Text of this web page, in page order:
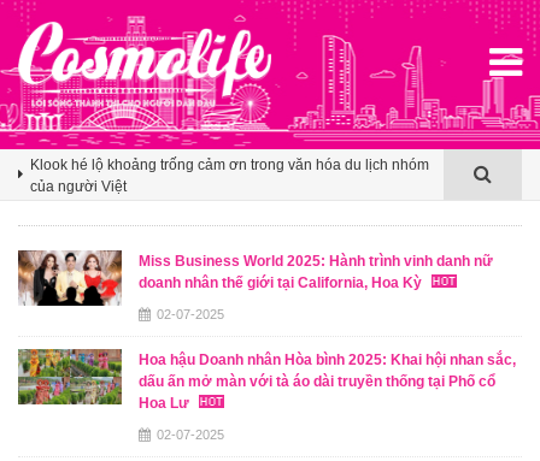
Agoda ghi nhận Việt Nam bứt phá trên bản đồ du lịch mùa hè
châu Á nhờ sức hút ngày càng lan rộng
Booking.com x Mille Mille biến ly cà phê thành tấm vé mở lối
du lịch Việt
Klook hé lộ khoảng trống cảm ơn trong văn hóa du lịch nhóm
của người Việt
Agoda ghi nhận Việt Nam bứt phá trên bản đồ du lịch mùa hè
châu Á nhờ sức hút ngày càng lan rộng
Booking.com x Mille Mille biến ly cà phê thành tấm vé mở lối
Miss Business World 2025: Hành trình vinh danh nữ
doanh nhân thế giới tại California, Hoa Kỳ
02-07-2025
Hoa hậu Doanh nhân Hòa bình 2025: Khai hội nhan sắc,
dấu ấn mở màn với tà áo dài truyền thống tại Phố cổ
Hoa Lư
02-07-2025